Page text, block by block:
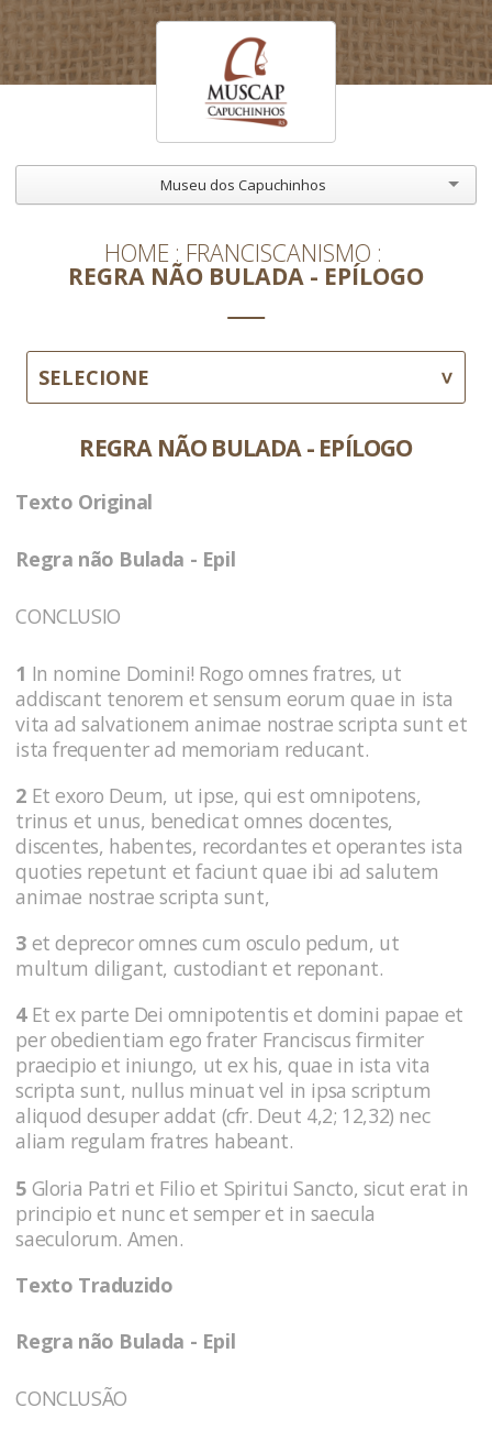
Museu dos Capuchinhos
HOME FRANCISCANISMO
REGRA NÃO BULADA - EPÍLOGO
SELECIONE
REGRA NÃO BULADA - EPÍLOGO
Texto Original
Regra não Bulada - Epil
CONCLUSIO
1 In nomine Domini! Rogo omnes fratres, ut
addiscant tenorem et sensum eorum quae in ista
vita ad salvationem animae nostrae scripta sunt et
ista frequenter ad memoriam reducant.
2 Et exoro Deum, ut ipse, qui est omnipotens,
trinus et unus, benedicat omnes docentes,
discentes, habentes, recordantes et operantes ista
quoties repetunt et faciunt quae ibi ad salutem
animae nostrae scripta sunt,
3 et deprecor omnes cum osculo pedum, ut
multum diligant, custodiant et reponant.
4Et ex parte Dei omnipotentis et domini papae et
per obedientiam ego frater Franciscus firmiter
praecipio et iniungo, ut ex his, quae in ista vita
scripta sunt, nullus minuat vel in ipsa scriptum
aliquod desuper addat (cfr. Deut 4,2; 12,32) nec
aliam regulam fratres habeant.
5 Gloria Patri et Filio et Spiritui Sancto, sicut erat in
principio et nunc et semper et in saecula
saeculorum. Amen.
Texto Traduzido
Regra não Bulada - Epil
CONCLUSÃO